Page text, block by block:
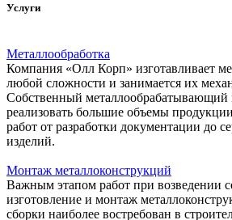
Услуги
Металлообработка
Компания «Олл Корп» изготавливает
любой сложности и занимается их
Собственный металлообрабатывающий
реализовать большие объемы
работ от разработки документации до
изделий.
Монтаж металлоконструкций
Важным этапом работ при возведении
изготовление и монтаж
сборки наиболее востребован в